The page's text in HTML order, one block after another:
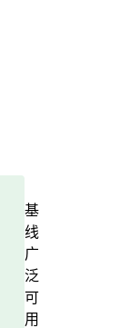
基
线
广
泛
可
用